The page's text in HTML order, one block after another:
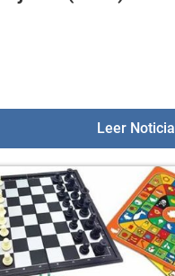
PROGRAMACIÓN
Leer Noticia